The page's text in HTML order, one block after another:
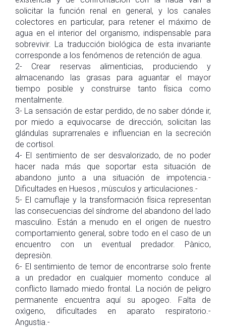
solicitar la función renal en general, y los canales
colectores en particular, para retener el máximo de
agua en el interior del organismo, indispensable para
sobrevivir. La traducción biológica de esta invariante
corresponde a los fenómenos de retención de agua.
2- Crear reservas alimenticias, produciendo y
almacenando las grasas para aguantar el mayor
tiempo posible y construirse tanto física como
mentalmente.
3- La sensación de estar perdido, de no saber dónde ir,
por miedo a equivocarse de dirección, solicitan las
glándulas suprarrenales e influencian en la secreción
de cortisol.
4- El sentimiento de ser desvalorizado, de no poder
hacer nada más que soportar esta situación de
abandono junto a una situación de impotencia.-
Dificultades en Huesos , mùsculos y articulaciones.-
5- El camuflaje y la transformación física representan
las consecuencias del síndrome del abandono del lado
masculino. Están a menudo en el origen de nuestro
comportamiento general, sobre todo en el caso de un
encuentro con un eventual predador. Pànico,
depresiòn.
6- El sentimiento de temor de encontrarse solo frente
a un predador en cualquier momento conduce al
conflicto llamado miedo frontal. La noción de peligro
permanente encuentra aquí su apogeo. Falta de
oxìgeno, dificultades en aparato respiratorio.-
Angustia.-